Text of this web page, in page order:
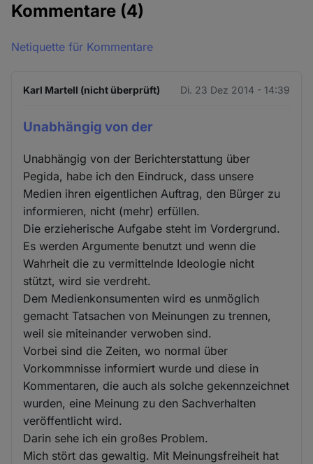
Kommentare (4)
Netiquette für Kommentare
Karl Martell (nicht überprüft) Di. 23 Dez 2014 - 14:39
Unabhängig von der
Unabhängig von der Berichterstattung über
Pegida, habe ich den Eindruck, dass unsere
Medien ihren eigentlichen Auftrag, den Bürger zu
informieren, nicht (mehr) erfüllen.
Die erzieherische Aufgabe steht im Vordergrund.
Es werden Argumente benutzt und wenn die
Wahrheit die zu vermittelnde Ideologie nicht
stützt, wird sie verdreht.
Dem Medienkonsumenten wird es unmöglich
gemacht Tatsachen von Meinungen zu trennen,
weil sie miteinander verwoben sind.
Vorbei sind die Zeiten, wo normal über
Vorkommnisse informiert wurde und diese in
Kommentaren, die auch als solche gekennzeichnet
wurden, eine Meinung zu den Sachverhalten
veröffentlicht wird.
Darin sehe ich ein großes Problem.
Mich stört das gewaltig. Mit Meinungsfreiheit hat